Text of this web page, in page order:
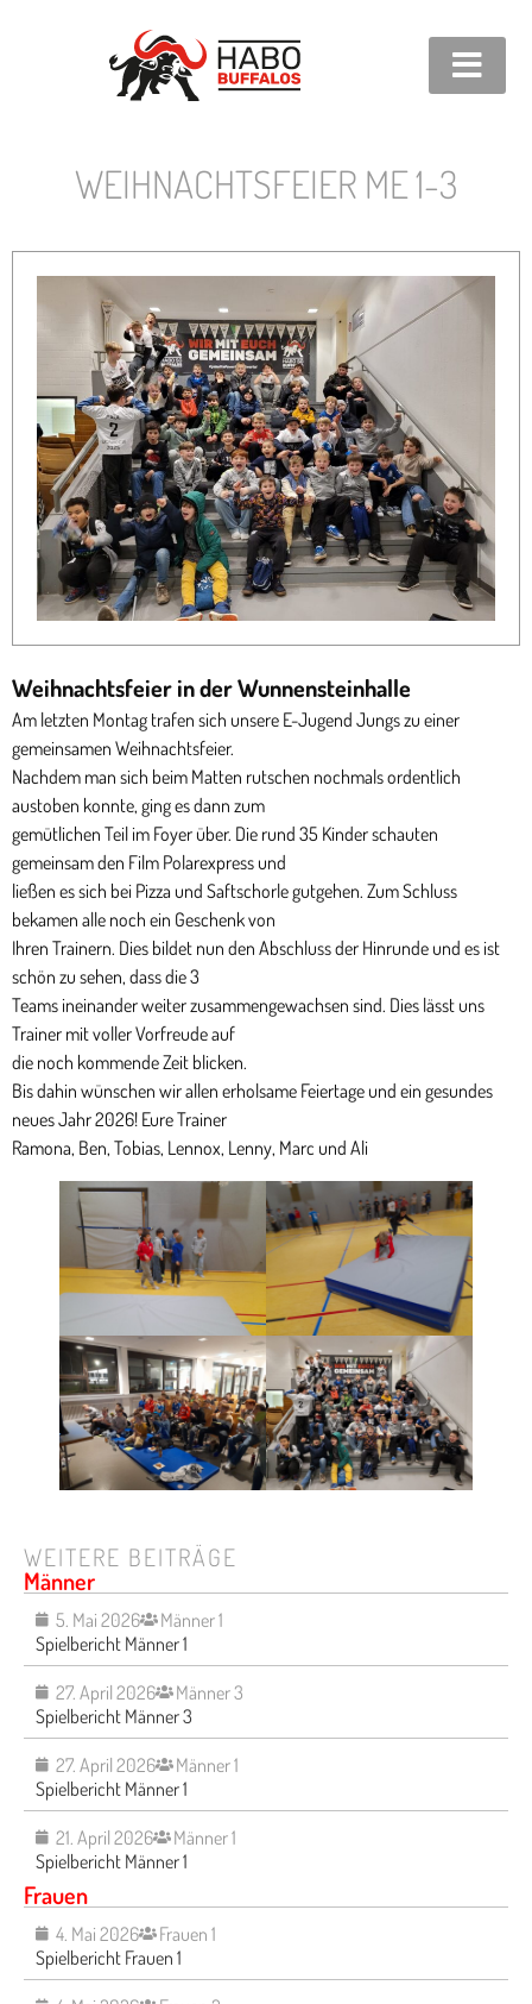
WEIHNACHTSFEIER ME 1-3
Weihnachtsfeier in der Wunnensteinhalle
Am letzten Montag trafen sich unsere E-Jugend Jungs zu einer
gemeinsamen Weihnachtsfeier.
Nachdem man sich beim Matten rutschen nochmals ordentlich
austoben konnte, ging es dann zum
gemütlichen Teil im Foyer über. Die rund 35 Kinder schauten
gemeinsam den Film Polarexpress und
ließen es sich bei Pizza und Saftschorle gutgehen. Zum Schluss
bekamen alle noch ein Geschenk von
Ihren Trainern. Dies bildet nun den Abschluss der Hinrunde und es ist
schön zu sehen, dass die 3
Teams ineinander weiter zusammengewachsen sind. Dies lässt uns
Trainer mit voller Vorfreude auf
die noch kommende Zeit blicken.
Bis dahin wünschen wir allen erholsame Feiertage und ein gesundes
neues Jahr 2026! Eure Trainer
Ramona, Ben, Tobias, Lennox, Lenny, Marc und Ali
WEITERE BEITRÄGE
Männer
5. Mai 2026
Männer 1
Spielbericht Männer 1
27. April 2026
Männer 3
Spielbericht Männer 3
27. April 2026
Männer 1
Spielbericht Männer 1
21. April 2026
Männer 1
Spielbericht Männer 1
Frauen
4. Mai 2026
Frauen 1
Spielbericht Frauen 1